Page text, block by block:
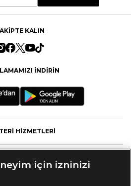
KALIN
İNDİRİN
HİZMETLERİ
için izninizi